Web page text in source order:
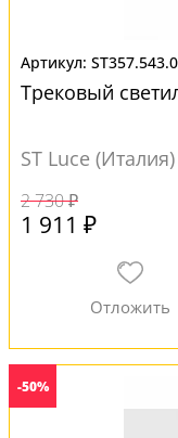
Трековый
ST Luce (Италия)
2 730 ₽
1 911 ₽
-50%